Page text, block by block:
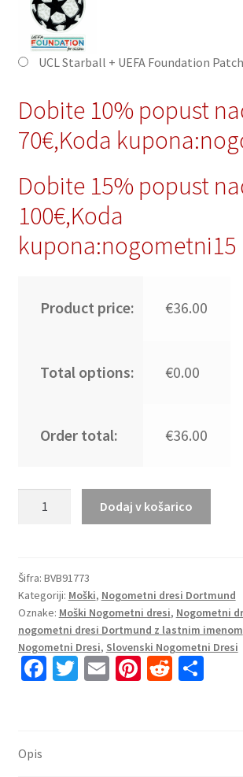
UCL Starball + UEFA Foundation
Dobite 10% popust
70€,Koda
Dobite 15% popust
100€,Koda
kupona:nogometni15
Product price: €36.00
Total options: €0.00
Order total: €36.00
kompleti
Borussia
Dortmund
BVB
Vratar
Gostujoči
količina
Dodaj v košarico
Šifra: BVB91773
Kategoriji: Moški, Nogometni dresi Dortmund
Oznake: Moški Nogometni dresi, Nogometni
nogometni dresi Dortmund z lastnim imenom
Nogometni Dresi, Slovenski Nogometni Dresi
Fa T E Pi R S
Opis